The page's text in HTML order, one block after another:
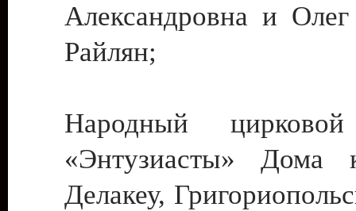
Александровна и
Райлян;
Народный цирковой
«Энтузиасты» Дома
Делакеу,